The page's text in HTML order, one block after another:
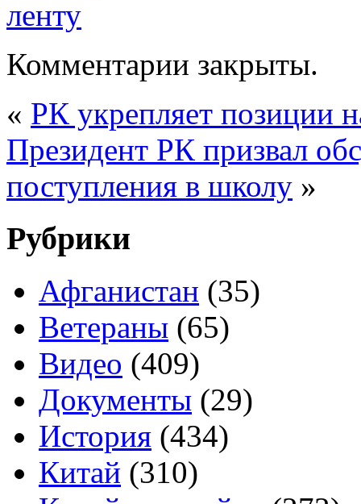
Комментарии закрыты.
« РК укрепляет позиции
Президент РК призвал
поступления в школу »
Рубрики
Афганистан (35)
Ветераны (65)
Видео (409)
Документы (29)
История (434)
Китай (310)